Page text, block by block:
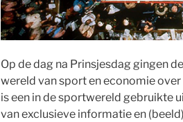
Op de dag na Prinsjesdag gingen
wereld van sport en economie over
is een in de sportwereld gebruikte
van exclusieve informatie en